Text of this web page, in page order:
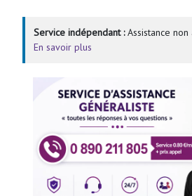
Service indépendant :Assistance
En savoir plus